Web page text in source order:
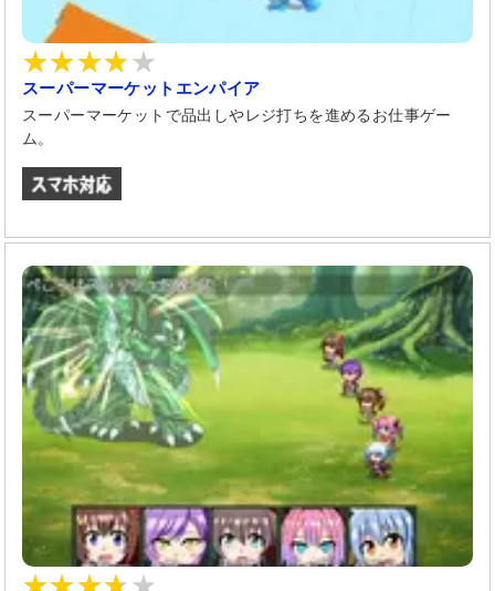
スーパーマーケットエンパイア
スーパーマーケットで品出しやレジ打ちを進めるお仕事ゲー
ム。